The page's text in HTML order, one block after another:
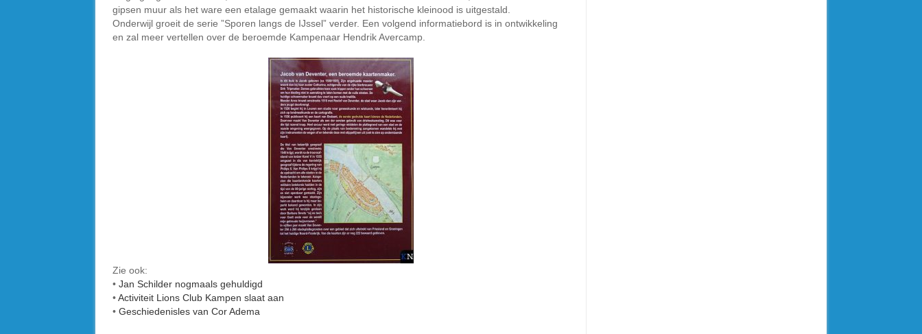
gipsen muur als het ware een etalage gemaakt waarin het historische kleinood is uitgestald.
Onderwijl groeit de serie ”Sporen langs de IJssel” verder. Een volgend informatiebord is in ontwikkeling
en zal meer vertellen over de beroemde Kampenaar Hendrik Avercamp.
Zie ook:
• Jan Schilder nogmaals gehuldigd
•Activiteit Lions Club Kampen slaat aan
• Geschiedenisles van Cor Adema